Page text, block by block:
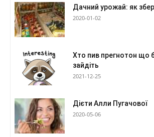
Дачний урожай: як
2020-01-02
Хто пив прегнотон що б
зайдіть
2021-12-25
Дієти Алли Пугачової
2020-05-06